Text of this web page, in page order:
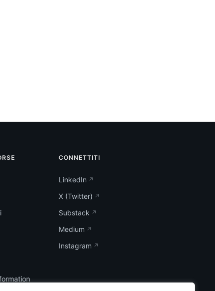
CONNETTITI
LinkedIn
X (Twitter)
Substack
Medium
Instagram